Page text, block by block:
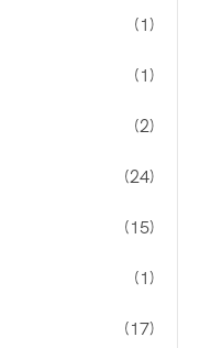
(1)
(1)
(2)
(24)
(15)
(1)
(17)